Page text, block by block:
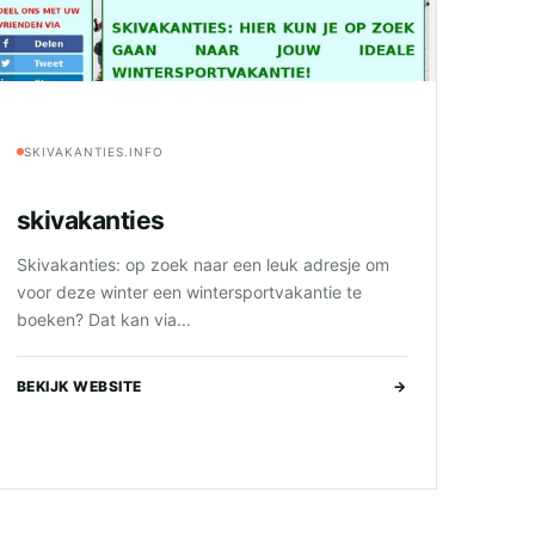
SKIVAKANTIES.INFO
skivakanties
Skivakanties: op zoek naar een leuk adresje om
voor deze winter een wintersportvakantie te
boeken? Dat kan via...
BEKIJK WEBSITE →